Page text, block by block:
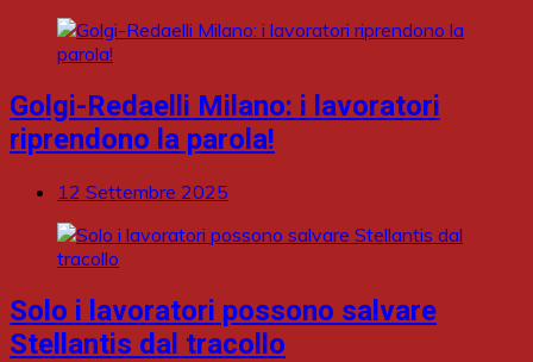
Golgi-Redaelli Milano: i lavoratori
riprendono la parola!
12 Settembre 2025
Solo i lavoratori possono salvare
Stellantis dal tracollo